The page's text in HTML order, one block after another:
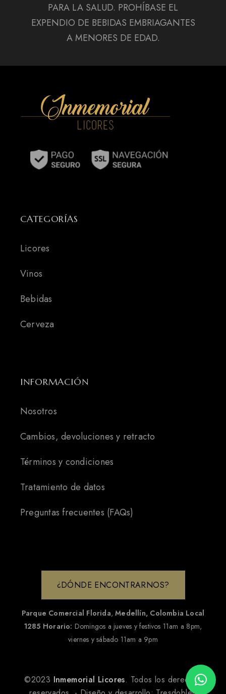
PARA LA SALUD. PROHÍBASE EL
EXPENDIO DE BEBIDAS EMBRIAGANTES
A MENORES DE EDAD.
CATEGORÍAS
Licores
Vinos
Bebidas
Cerveza
INFORMACIÓN
Nosotros
Cambios, devoluciones y retracto
Términos y condiciones
Tratamiento de datos
Preguntas frecuentes (FAQs)
¿DÓNDE ENCONTRARNOS?
Parque Comercial Florida,Medellín, Colombia Local
1285 Horario: Domingos a jueves y festivos 11am a 8pm,
viernes y sábado 11am a 9pm
©2023 Inmemorial Licores. Todos los derechos